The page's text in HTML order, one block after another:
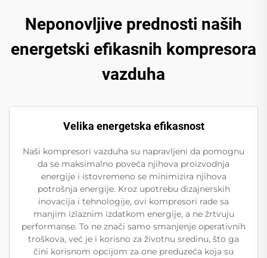
Neponovljive prednosti naših
energetski efikasnih kompresora
vazduha
Velika energetska efikasnost
Naši kompresori vazduha su napravljeni da pomognu
da se maksimalno poveća njihova proizvodnja
energije i istovremeno se minimizira njihova
potrošnja energije. Kroz upotrebu dizajnerskih
inovacija i tehnologije, ovi kompresori rade sa
manjim izlaznim izdatkom energije, a ne žrtvuju
performanse. To ne znači samo smanjenje operativnih
troškova, već je i korisno za životnu sredinu, što ga
čini korisnom opcijom za one preduzeća koja su